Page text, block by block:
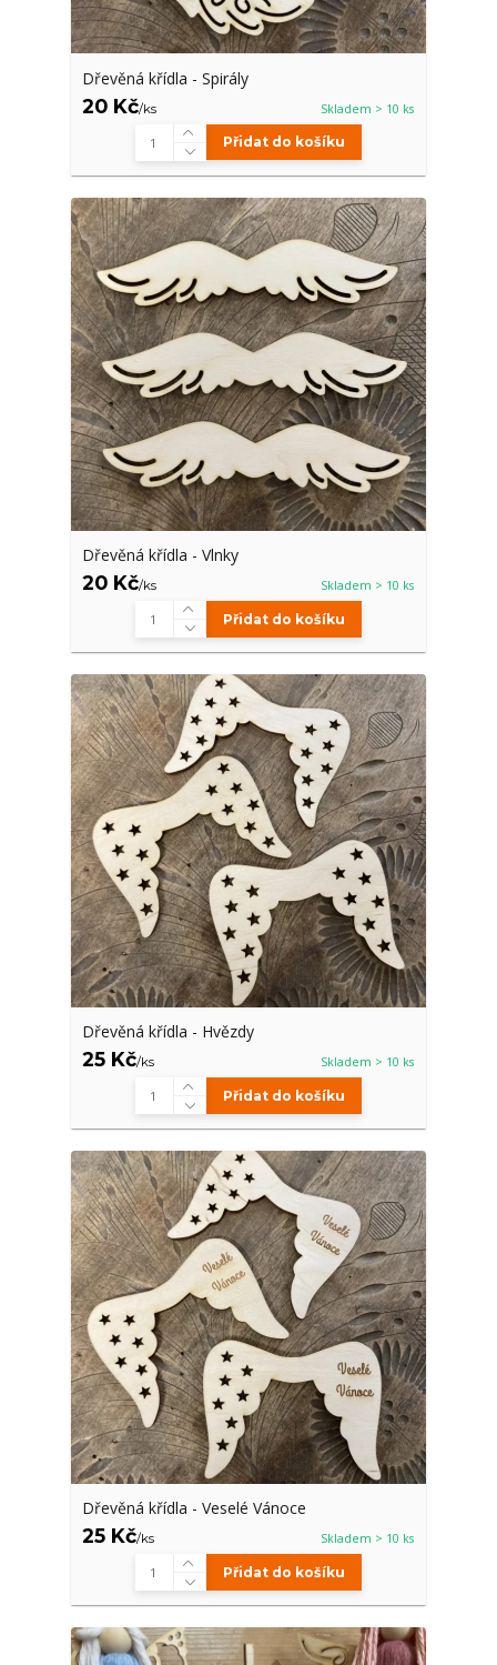
Dřevěná křídla - Spirály
20 Kč/ks Skladem > 10 ks
Přidat do košíku
Dřevěná křídla - Vlnky
20 Kč/ks Skladem > 10 ks
Přidat do košíku
Dřevěná křídla - Hvězdy
25 Kč/ks Skladem > 10 ks
Přidat do košíku
Dřevěná křídla - Veselé Vánoce
25 Kč/ks Skladem > 10 ks
Přidat do košíku